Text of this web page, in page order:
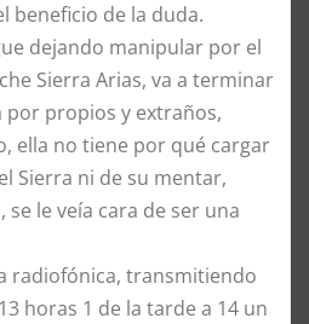
beneficio de la duda.
dejando manipular por el
Sierra Arias, va a terminar
propios y extraños,
ella no tiene por qué cargar
Sierra ni de su mentar,
se le veía cara de ser una
radiofónica, transmitiendo
horas 1 de la tarde a 14 un